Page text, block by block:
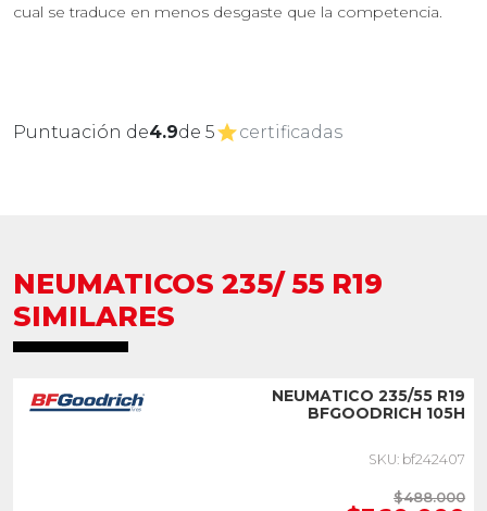
cual se traduce en menos desgaste que la competencia.
Puntuación de4.9de 5 certificadas
NEUMATICOS 235/ 55 R19
SIMILARES
NEUMATICO 235/55 R19
BFGOODRICH 105H
SKU: bf242407
$488.000